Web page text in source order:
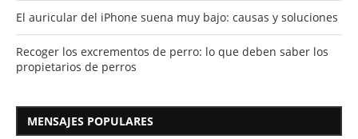
El auricular del iPhone suena muy bajo: causas y soluciones
Recoger los excrementos de perro: lo que deben saber los
propietarios de perros
MENSAJES POPULARES